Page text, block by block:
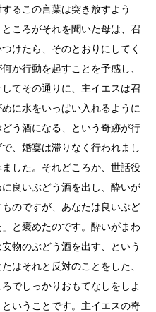
るこの言葉は突き放すよう
ころがそれを聞いた母は、召
けたら、そのとおりにしてく
か行動を起すことを予感し、
てその通りに、主イエスは召
に水をいっぱい入れるように
う酒になる、という奇跡が行
、婚宴は滞りなく行われまし
した。それどころか、世話役
良いぶどう酒を出し、酔いが
のですが、あなたは良いぶど
と褒めたのです。酔いがまわ
物のぶどう酒を出す、という
はそれと反対のことをした、
でしっかりおもてなしをしよ
いうことです。主イエスの奇